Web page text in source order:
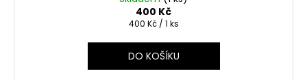
400 Kč
Měrná
400 Kč / 1 ks
DO KOŠÍKU